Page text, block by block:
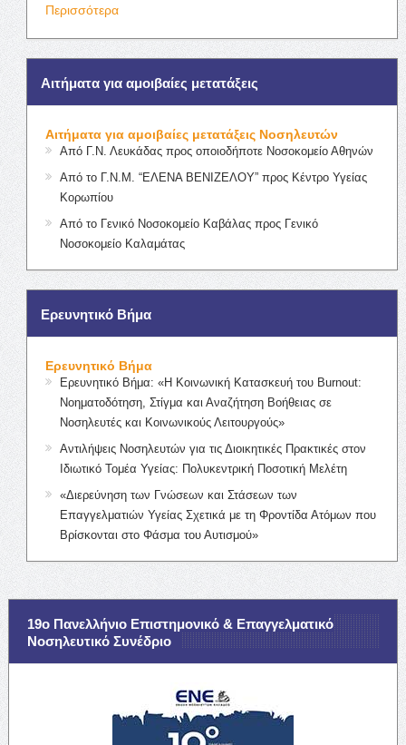
Περισσότερα
Αιτήματα για αμοιβαίες μετατάξεις
Αιτήματα για αμοιβαίες μετατάξεις Νοσηλευτών
Από Γ.Ν. Λευκάδας προς οποιοδήποτε Νοσοκομείο Αθηνών
Από το Γ.Ν.Μ. “ΕΛΕΝΑ ΒΕΝΙΖΕΛΟΥ” προς Κέντρο Υγείας
Κορωπίου
Από το Γενικό Νοσοκομείο Καβάλας προς Γενικό
Νοσοκομείο Καλαμάτας
Ερευνητικό Βήμα
Ερευνητικό Βήμα
Ερευνητικό Βήμα: «Η Κοινωνική Κατασκευή του Burnout:
Νοηματοδότηση, Στίγμα και Αναζήτηση Βοήθειας σε
Νοσηλευτές και Κοινωνικούς Λειτουργούς»
Αντιλήψεις Νοσηλευτών για τις Διοικητικές Πρακτικές στον
Ιδιωτικό Τομέα Υγείας: Πολυκεντρική Ποσοτική Μελέτη
«Διερεύνηση των Γνώσεων και Στάσεων των
Επαγγελματιών Υγείας Σχετικά με τη Φροντίδα Ατόμων που
Βρίσκονται στο Φάσμα του Αυτισμού»
19ο Πανελλήνιο Επιστημονικό & Επαγγελματικό
Νοσηλευτικό Συνέδριο